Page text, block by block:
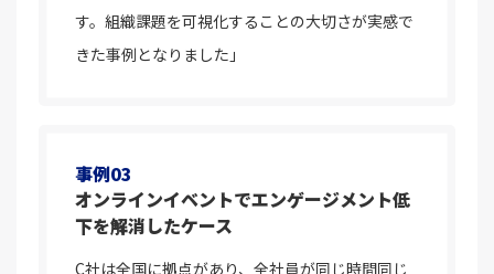
す。組織課題を可視化することの大切さが実感で
きた事例となりました」
事例03
オンラインイベントでエンゲージメント低
下を解消したケース
C社は全国に拠点があり、全社員が同じ時間同じ